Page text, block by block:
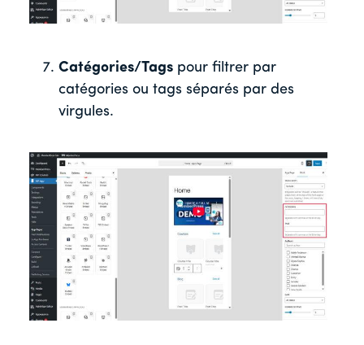
Catégories/Tags pour filtrer par
catégories ou tags séparés par des
virgules.